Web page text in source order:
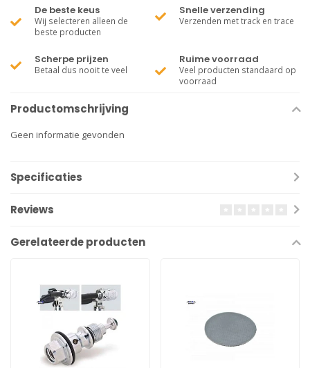
De beste keus
Wij selecteren alleen de
beste producten
Snelle verzending
Verzenden met track en trace
Scherpe prijzen
Betaal dus nooit te veel
Ruime voorraad
Veel producten standaard op
voorraad
Productomschrijving
Geen informatie gevonden
Specificaties
Reviews
Gerelateerde producten